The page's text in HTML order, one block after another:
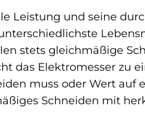
Leistung und seine
stets gleichmäßige
das Elektromesser zu
muss oder Wert auf
Schneiden mit